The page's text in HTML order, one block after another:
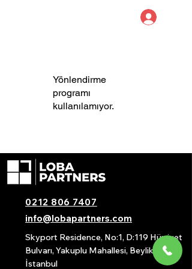
Yönlendirme
programı
kullanılamıyor.
0212 806 7407
info@lobapartners.com
Skyport Residence, No:1, D:119 Hürriyet
Bulvarı, Yakuplu Mahallesi, Beylikdüzü/
İstanbul